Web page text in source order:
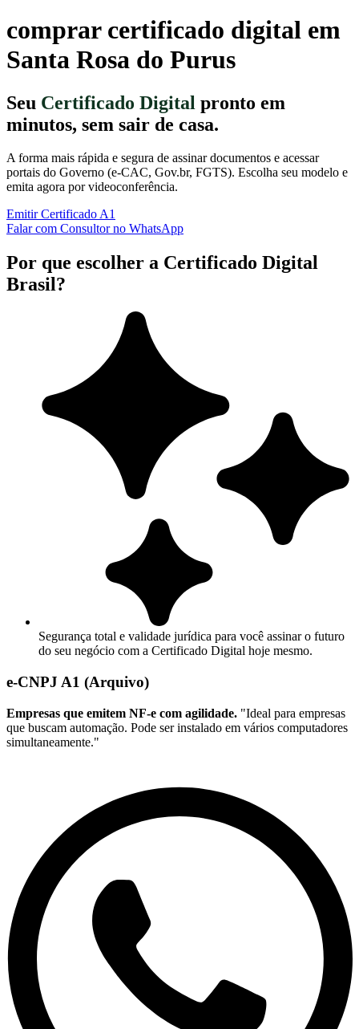
comprar certificado digital em
Santa Rosa do Purus
Seu Certificado Digital pronto em
minutos, sem sair de casa.
A forma mais rápida e segura de assinar documentos e acessar
portais do Governo (e-CAC, Gov.br, FGTS). Escolha seu modelo e
emita agora por videoconferência.
Emitir Certificado A1
Falar com Consultor no WhatsApp
Por que escolher a Certificado Digital
Brasil?
Segurança total e validade jurídica para você assinar o futuro
do seu negócio com a Certificado Digital hoje mesmo.
e-CNPJ A1 (Arquivo)
Empresas que emitem NF-e com agilidade. "Ideal para empresas
que buscam automação. Pode ser instalado em vários computadores
simultaneamente."